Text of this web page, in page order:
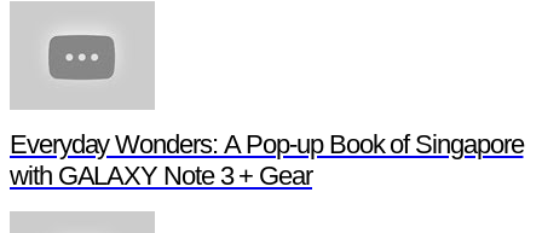
Everyday Wonders: A Pop-up Book of Singapore
with GALAXY Note 3 + Gear